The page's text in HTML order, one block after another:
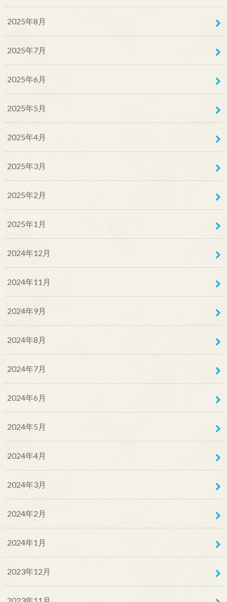
2025年8月
2025年7月
2025年6月
2025年5月
2025年4月
2025年3月
2025年2月
2025年1月
2024年12月
2024年11月
2024年9月
2024年8月
2024年7月
2024年6月
2024年5月
2024年4月
2024年3月
2024年2月
2024年1月
2023年12月